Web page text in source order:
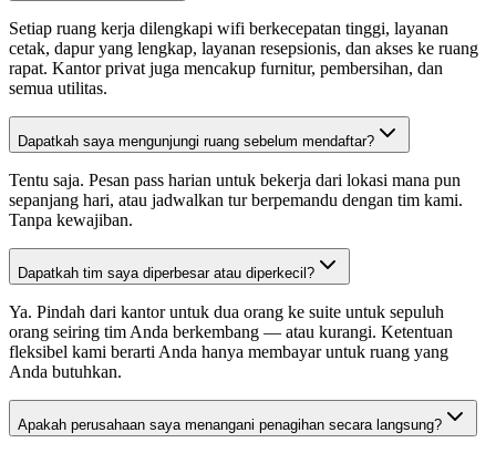
Setiap ruang kerja dilengkapi wifi berkecepatan tinggi, layanan
cetak, dapur yang lengkap, layanan resepsionis, dan akses ke ruang
rapat. Kantor privat juga mencakup furnitur, pembersihan, dan
semua utilitas.
Dapatkah saya mengunjungi ruang sebelum mendaftar?
Tentu saja. Pesan pass harian untuk bekerja dari lokasi mana pun
sepanjang hari, atau jadwalkan tur berpemandu dengan tim kami.
Tanpa kewajiban.
Dapatkah tim saya diperbesar atau diperkecil?
Ya. Pindah dari kantor untuk dua orang ke suite untuk sepuluh
orang seiring tim Anda berkembang — atau kurangi. Ketentuan
fleksibel kami berarti Anda hanya membayar untuk ruang yang
Anda butuhkan.
Apakah perusahaan saya menangani penagihan secara langsung?